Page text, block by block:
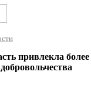
привлекла